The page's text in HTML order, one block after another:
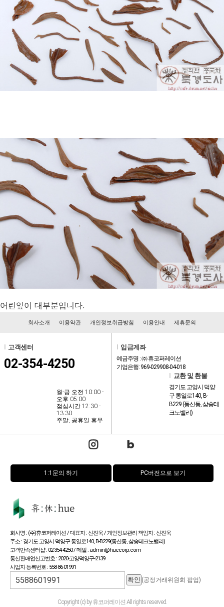
어린잎이 대부분입니다.
회사소개 이용약관 개인정보취급방침 이용안내 제휴문의
고객센터
02-354-4250
월-금 오전 10:00 -
오후 05:00
점심시간 12:30 -
13:30
주말, 공휴일 휴무
입금계좌
예금주명 : ㈜ 휴코퍼레이션
기업은행: 969-029908-04-018
교환 및 환불
경기도 고양시 덕양
구 통일로140, B-
B229 (동산동, 삼송테
크노밸리)
1:1문의 하기 PC버전으로 보기
회사명 : (주)휴코퍼레이션 / 대표자 : 신진욱 / 개인정보관리 책임자 : 신진욱
주소 : 경기도 고양시 덕양구 통일로140, B-B229(동산동, 삼송테크노밸리)
고객만족센터샵 : 02-354-4250 / 메일 : admin@huecorp.com
통신판매업신고번호 : 2020-고양덕양구-2139
사업자 등록번호 : 558-86-01991
(공정거래위원회 팝업)
Copyright (c) by 휴코퍼레이션 All rights reserved.